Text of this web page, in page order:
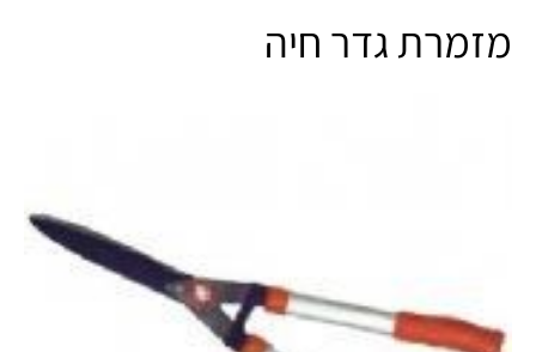
מזמרת גדר חיה